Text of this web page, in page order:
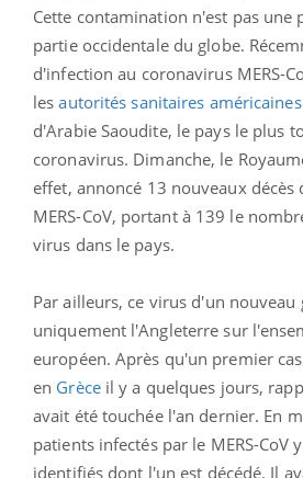
Cette contamination n'est pas une
partie occidentale du globe.
d'infection au coronavirus MERS-
lesautorités sanitaires américaines
d'Arabie Saoudite, le pays le plus
coronavirus. Dimanche, le
effet, annoncé 13 nouveaux
MERS-CoV, portant à 139 le
virus dans le pays.
Par ailleurs, ce virus d'un nouveau
uniquement l'Angleterre sur
européen. Après qu'un premier
en Grèceil y a quelques jours,
avait été touchée l'an dernier. En
patients infectés par le MERS-CoV
identifiés dont l'un est décédé. Il